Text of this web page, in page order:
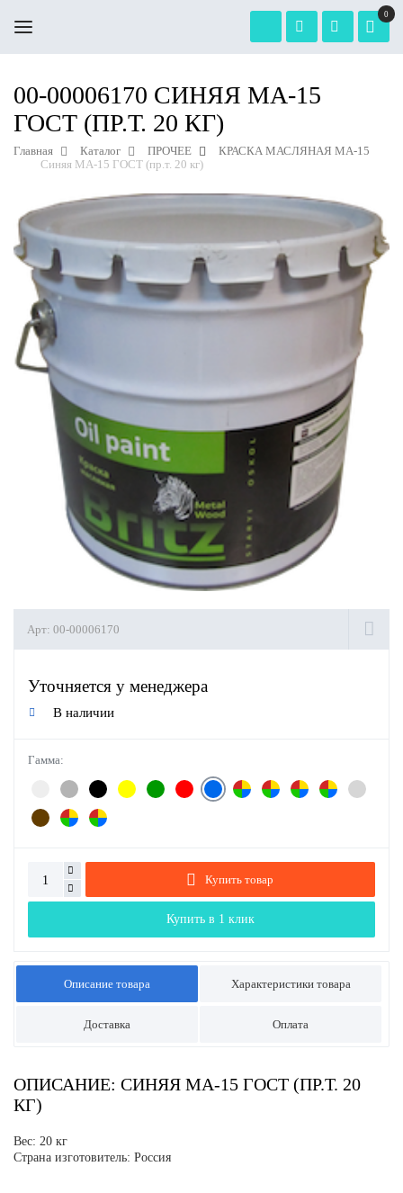
0
00-00006170 СИНЯЯ МА-15
ГОСТ (ПР.Т. 20 КГ)
Главная Каталог ПРОЧЕЕ
КРАСКА МАСЛЯНАЯ МА-15
Синяя МА-15 ГОСТ (пр.т. 20 кг)
Арт: 00-00006170
Уточняется у менеджера
В наличии
Гамма:
Купить товар
Купить в 1 клик
Описание товара Характеристики товара
Доставка Оплата
ОПИСАНИЕ: СИНЯЯ МА-15 ГОСТ (ПР.Т. 20
КГ)
Вес: 20 кг
Страна изготовитель: Россия